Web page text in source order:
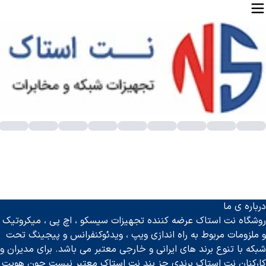
آیا تاکنون به قدرت ارتباطات بی سیم فکر کرده اید؟ در دنیایی که
گوشی تلفن رومیزیDECT آماده است تا به شما در برقراری تماس‌ها و پیوستن به دنیای بی ‌پایان ارتباطات کمک کند. با ما همراه باشید و قدم به دنیای مدرن ارتباطات بگذارید!
تلفن بی سیم دکت (dect) چیست و کاربرد آن
گوشیتلفن صنعتیبی‌سیم DECT نت استاک ترکیبی ایده‌آل از تکنولوژی
گوشی تلفن بی سیم Dect
درباره ی ما
روشگاه نت استاک عرضه کننده تجهیزات سیسکو ، اچ پی ، میکروتیک
و ملزومات مربوط به راه اندازی ویپ ، ویدئوکنفرانس و پیجینگ تحت
شبکه با تنوع برند های ایرانی و خارجی معتبر می باشد. برای مدیران و